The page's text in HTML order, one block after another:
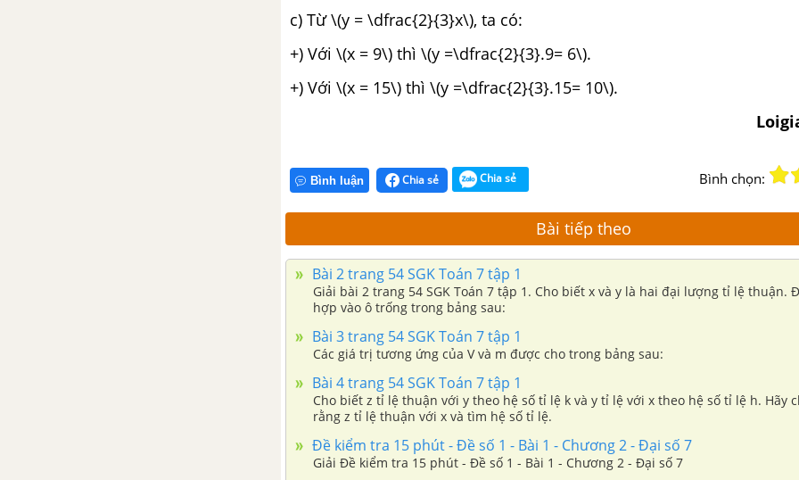
c) Từ \(y = \dfrac{2}{3}x\), ta có:
+) Với \(x = 9\) thì \(y =\dfrac{2}{3}.9= 6\).
+) Với \(x = 15\) thì \(y =\dfrac{2}{3}.15= 10\).
Bình luận Chia sẻ Chia sẻ Bình chọn:
Bài tiếp theo
Bài 2 trang 54 SGK Toán 7 tập 1
Giải bài 2 trang 54 SGK Toán 7 tập 1. Cho biết x và y là hai đại lượng tỉ lệ thuận.
hợp vào ô trống trong bảng sau:
Bài 3 trang 54 SGK Toán 7 tập 1
Các giá trị tương ứng của V và m được cho trong bảng sau:
Bài 4 trang 54 SGK Toán 7 tập 1
Cho biết z tỉ lệ thuận với y theo hệ số tỉ lệ k và y tỉ lệ với x theo hệ số tỉ lệ h. Hãy
rằng z tỉ lệ thuận với x và tìm hệ số tỉ lệ.
Đề kiểm tra 15 phút - Đề số 1 - Bài 1 - Chương 2 - Đại số 7
Giải Đề kiểm tra 15 phút - Đề số 1 - Bài 1 - Chương 2 - Đại số 7